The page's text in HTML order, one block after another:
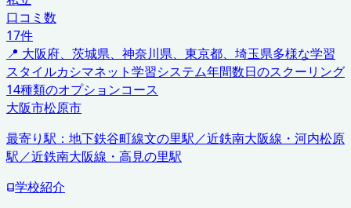
口コミ数
17件
📍 大阪府、茨城県、神奈川県、東京都、埼玉県多様な学習
スタイルカシマネット学習システム年間数日のスクーリング
14種類のオプションコース
大阪市松原市
最寄り駅： 地下鉄谷町線文の里駅／近鉄南大阪線・河内松原
駅／近鉄南大阪線・高見の里駅
学校紹介